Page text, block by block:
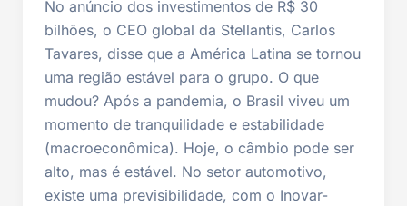
No anúncio dos investimentos de R$ 30
bilhões, o CEO global da Stellantis, Carlos
Tavares, disse que a América Latina se tornou
uma região estável para o grupo. O que
mudou? Após a pandemia, o Brasil viveu um
momento de tranquilidade e estabilidade
(macroeconômica). Hoje, o câmbio pode ser
alto, mas é estável. No setor automotivo,
existe uma previsibilidade, com o Inovar-